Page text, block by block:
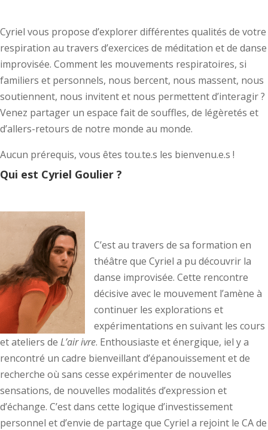
Cyriel vous propose d’explorer différentes qualités de votre
respiration au travers d’exercices de méditation et de danse
improvisée. Comment les mouvements respiratoires, si
familiers et personnels, nous bercent, nous massent, nous
soutiennent, nous invitent et nous permettent d’interagir ?
Venez partager un espace fait de souffles, de légèretés et
d’allers-retours de notre monde au monde.
Aucun prérequis, vous êtes tou.te.s les bienvenu.e.s !
Qui est Cyriel Goulier ?
C’est au travers de sa formation en
théâtre que Cyriel a pu découvrir la
danse improvisée. Cette rencontre
décisive avec le mouvement l’amène à
continuer les explorations et
expérimentations en suivant les cours
et ateliers de L’air ivre. Enthousiaste et énergique, iel y a
rencontré un cadre bienveillant d’épanouissement et de
recherche où sans cesse expérimenter de nouvelles
sensations, de nouvelles modalités d’expression et
d’échange. C’est dans cette logique d’investissement
personnel et d’envie de partage que Cyriel a rejoint le CA de